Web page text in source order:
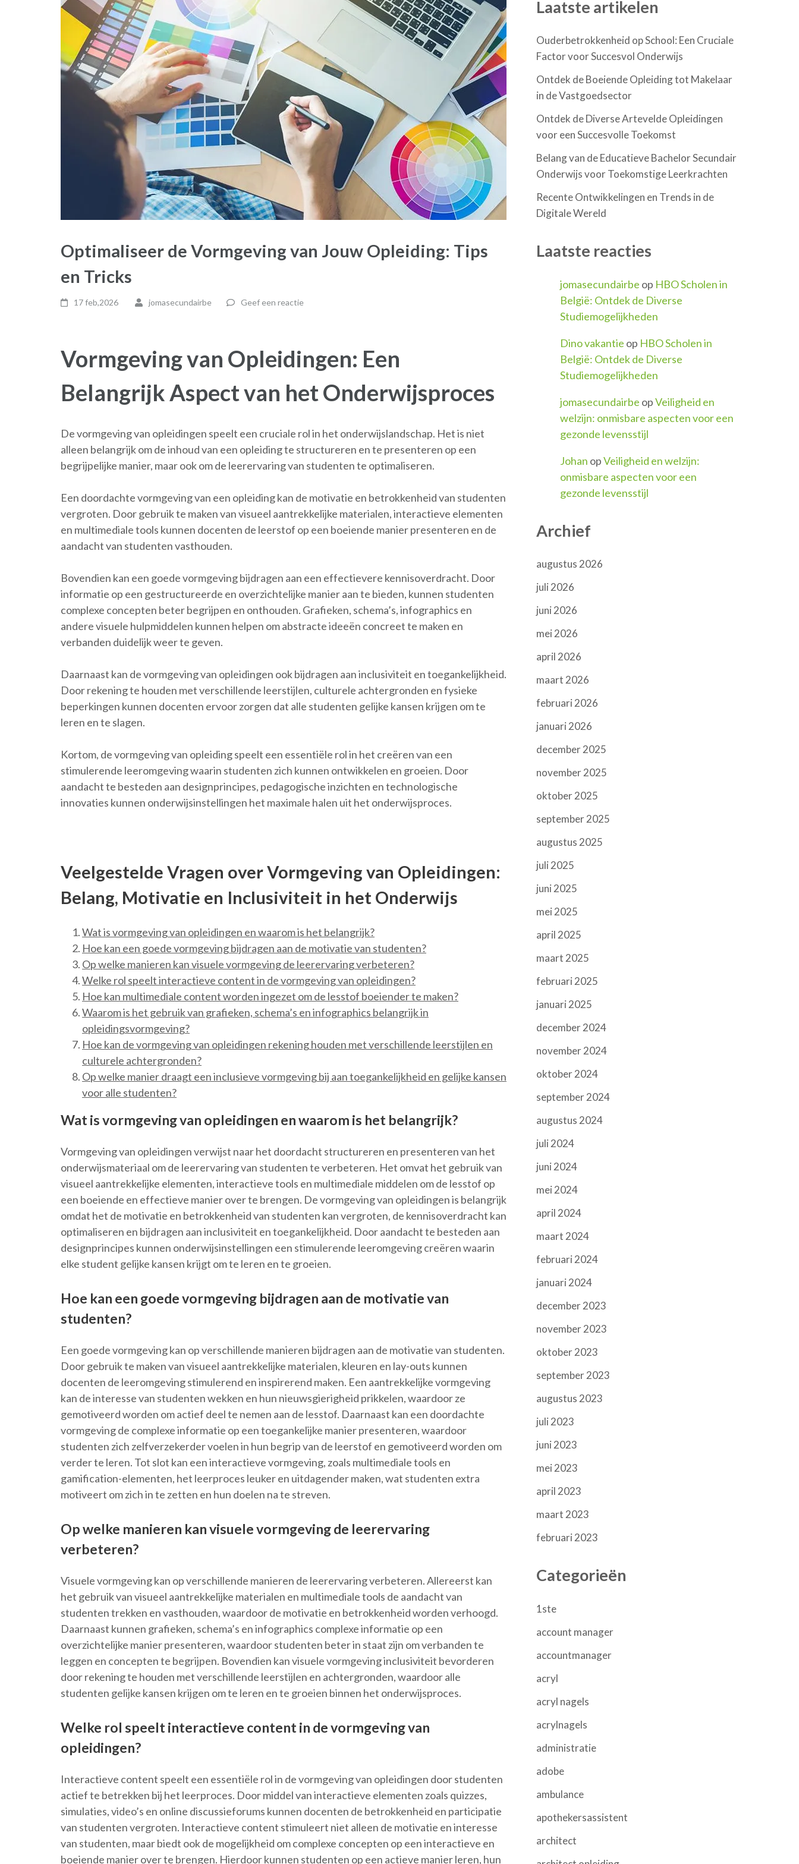
Optimaliseer de Vormgeving van Jouw Opleiding: Tips
en Tricks
17 feb,2026 jomasecundairbe Geef een reactie
Vormgeving van Opleidingen: Een
Belangrijk Aspect van het Onderwijsproces
De vormgeving van opleidingen speelt een cruciale rol in het onderwijslandschap. Het is niet
alleen belangrijk om de inhoud van een opleiding te structureren en te presenteren op een
begrijpelijke manier, maar ook om de leerervaring van studenten te optimaliseren.
Een doordachte vormgeving van een opleiding kan de motivatie en betrokkenheid van studenten
vergroten. Door gebruik te maken van visueel aantrekkelijke materialen, interactieve elementen
en multimediale tools kunnen docenten de leerstof op een boeiende manier presenteren en de
aandacht van studenten vasthouden.
Bovendien kan een goede vormgeving bijdragen aan een effectievere kennisoverdracht. Door
informatie op een gestructureerde en overzichtelijke manier aan te bieden, kunnen studenten
complexe concepten beter begrijpen en onthouden. Grafieken, schema’s, infographics en
andere visuele hulpmiddelen kunnen helpen om abstracte ideeën concreet te maken en
verbanden duidelijk weer te geven.
Daarnaast kan de vormgeving van opleidingen ook bijdragen aan inclusiviteit en toegankelijkheid.
Door rekening te houden met verschillende leerstijlen, culturele achtergronden en fysieke
beperkingen kunnen docenten ervoor zorgen dat alle studenten gelijke kansen krijgen om te
leren en te slagen.
Kortom, de vormgeving van opleiding speelt een essentiële rol in het creëren van een
stimulerende leeromgeving waarin studenten zich kunnen ontwikkelen en groeien. Door
aandacht te besteden aan designprincipes, pedagogische inzichten en technologische
innovaties kunnen onderwijsinstellingen het maximale halen uit het onderwijsproces.
Veelgestelde Vragen over Vormgeving van Opleidingen:
Belang, Motivatie en Inclusiviteit in het Onderwijs
Wat is vormgeving van opleidingen en waarom is het belangrijk?
Hoe kan een goede vormgeving bijdragen aan de motivatie van studenten?
Op welke manieren kan visuele vormgeving de leerervaring verbeteren?
Welke rol speelt interactieve content in de vormgeving van opleidingen?
Hoe kan multimediale content worden ingezet om de lesstof boeiender te maken?
Waarom is het gebruik van grafieken, schema’s en infographics belangrijk in
opleidingsvormgeving?
Hoe kan de vormgeving van opleidingen rekening houden met verschillende leerstijlen en
culturele achtergronden?
Op welke manier draagt een inclusieve vormgeving bij aan toegankelijkheid en gelijke kansen
voor alle studenten?
Wat is vormgeving van opleidingen en waarom is het belangrijk?
Vormgeving van opleidingen verwijst naar het doordacht structureren en presenteren van het
onderwijsmateriaal om de leerervaring van studenten te verbeteren. Het omvat het gebruik van
visueel aantrekkelijke elementen, interactieve tools en multimediale middelen om de lesstof op
een boeiende en effectieve manier over te brengen. De vormgeving van opleidingen is belangrijk
omdat het de motivatie en betrokkenheid van studenten kan vergroten, de kennisoverdracht kan
optimaliseren en bijdragen aan inclusiviteit en toegankelijkheid. Door aandacht te besteden aan
designprincipes kunnen onderwijsinstellingen een stimulerende leeromgeving creëren waarin
elke student gelijke kansen krijgt om te leren en te groeien.
Hoe kan een goede vormgeving bijdragen aan de motivatie van
studenten?
Een goede vormgeving kan op verschillende manieren bijdragen aan de motivatie van studenten.
Door gebruik te maken van visueel aantrekkelijke materialen, kleuren en lay-outs kunnen
docenten de leeromgeving stimulerend en inspirerend maken. Een aantrekkelijke vormgeving
kan de interesse van studenten wekken en hun nieuwsgierigheid prikkelen, waardoor ze
gemotiveerd worden om actief deel te nemen aan de lesstof. Daarnaast kan een doordachte
vormgeving de complexe informatie op een toegankelijke manier presenteren, waardoor
studenten zich zelfverzekerder voelen in hun begrip van de leerstof en gemotiveerd worden om
verder te leren. Tot slot kan een interactieve vormgeving, zoals multimediale tools en
gamification-elementen, het leerproces leuker en uitdagender maken, wat studenten extra
motiveert om zich in te zetten en hun doelen na te streven.
Op welke manieren kan visuele vormgeving de leerervaring
verbeteren?
Visuele vormgeving kan op verschillende manieren de leerervaring verbeteren. Allereerst kan
het gebruik van visueel aantrekkelijke materialen en multimediale tools de aandacht van
studenten trekken en vasthouden, waardoor de motivatie en betrokkenheid worden verhoogd.
Daarnaast kunnen grafieken, schema’s en infographics complexe informatie op een
overzichtelijke manier presenteren, waardoor studenten beter in staat zijn om verbanden te
leggen en concepten te begrijpen. Bovendien kan visuele vormgeving inclusiviteit bevorderen
door rekening te houden met verschillende leerstijlen en achtergronden, waardoor alle
studenten gelijke kansen krijgen om te leren en te groeien binnen het onderwijsproces.
Welke rol speelt interactieve content in de vormgeving van
opleidingen?
Interactieve content speelt een essentiële rol in de vormgeving van opleidingen door studenten
actief te betrekken bij het leerproces. Door middel van interactieve elementen zoals quizzes,
simulaties, video’s en online discussieforums kunnen docenten de betrokkenheid en participatie
van studenten vergroten. Interactieve content stimuleert niet alleen de motivatie en interesse
van studenten, maar biedt ook de mogelijkheid om complexe concepten op een interactieve en
boeiende manier over te brengen. Hierdoor kunnen studenten op een actieve manier leren, hun
Laatste artikelen
Ouderbetrokkenheid op School: Een Cruciale
Factor voor Succesvol Onderwijs
Ontdek de Boeiende Opleiding tot Makelaar
in de Vastgoedsector
Ontdek de Diverse Artevelde Opleidingen
voor een Succesvolle Toekomst
Belang van de Educatieve Bachelor Secundair
Onderwijs voor Toekomstige Leerkrachten
Recente Ontwikkelingen en Trends in de
Digitale Wereld
Laatste reacties
jomasecundairbe op HBO Scholen in
België: Ontdek de Diverse
Studiemogelijkheden
Dino vakantie op HBO Scholen in
België: Ontdek de Diverse
Studiemogelijkheden
jomasecundairbe opVeiligheid en
welzijn: onmisbare aspecten voor een
gezonde levensstijl
Johan opVeiligheid en welzijn:
onmisbare aspecten voor een
gezonde levensstijl
Archief
augustus 2026
juli 2026
juni 2026
mei 2026
april 2026
maart 2026
februari 2026
januari 2026
december 2025
november 2025
oktober 2025
september 2025
augustus 2025
juli 2025
juni 2025
mei 2025
april 2025
maart 2025
februari 2025
januari 2025
december 2024
november 2024
oktober 2024
september 2024
augustus 2024
juli 2024
juni 2024
mei 2024
april 2024
maart 2024
februari 2024
januari 2024
december 2023
november 2023
oktober 2023
september 2023
augustus 2023
juli 2023
juni 2023
mei 2023
april 2023
maart 2023
februari 2023
Categorieën
1ste
account manager
accountmanager
acryl
acryl nagels
acrylnagels
administratie
adobe
ambulance
apothekersassistent
architect